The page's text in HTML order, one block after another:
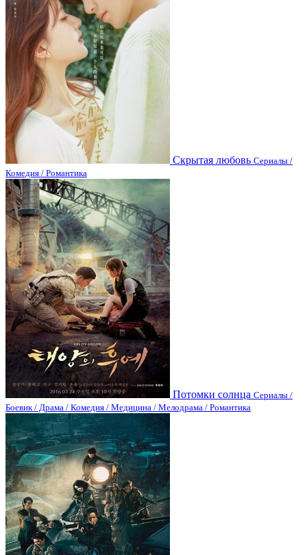
Скрытая любовь Сериалы /
Комедия / Романтика
Потомки солнца Сериалы /
Боевик / Драма / Комедия / Медицина / Мелодрама / Романтика